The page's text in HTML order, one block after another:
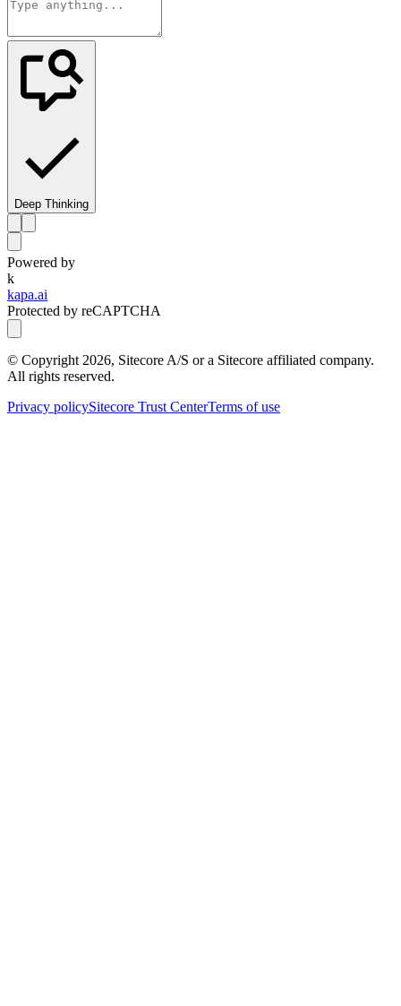
Deep Thinking
Powered by
k
kapa.ai
Protected by reCAPTCHA
© Copyright 2026, Sitecore A/S or a Sitecore affiliated company.
All rights reserved.
Privacy policySitecore Trust CenterTerms of use